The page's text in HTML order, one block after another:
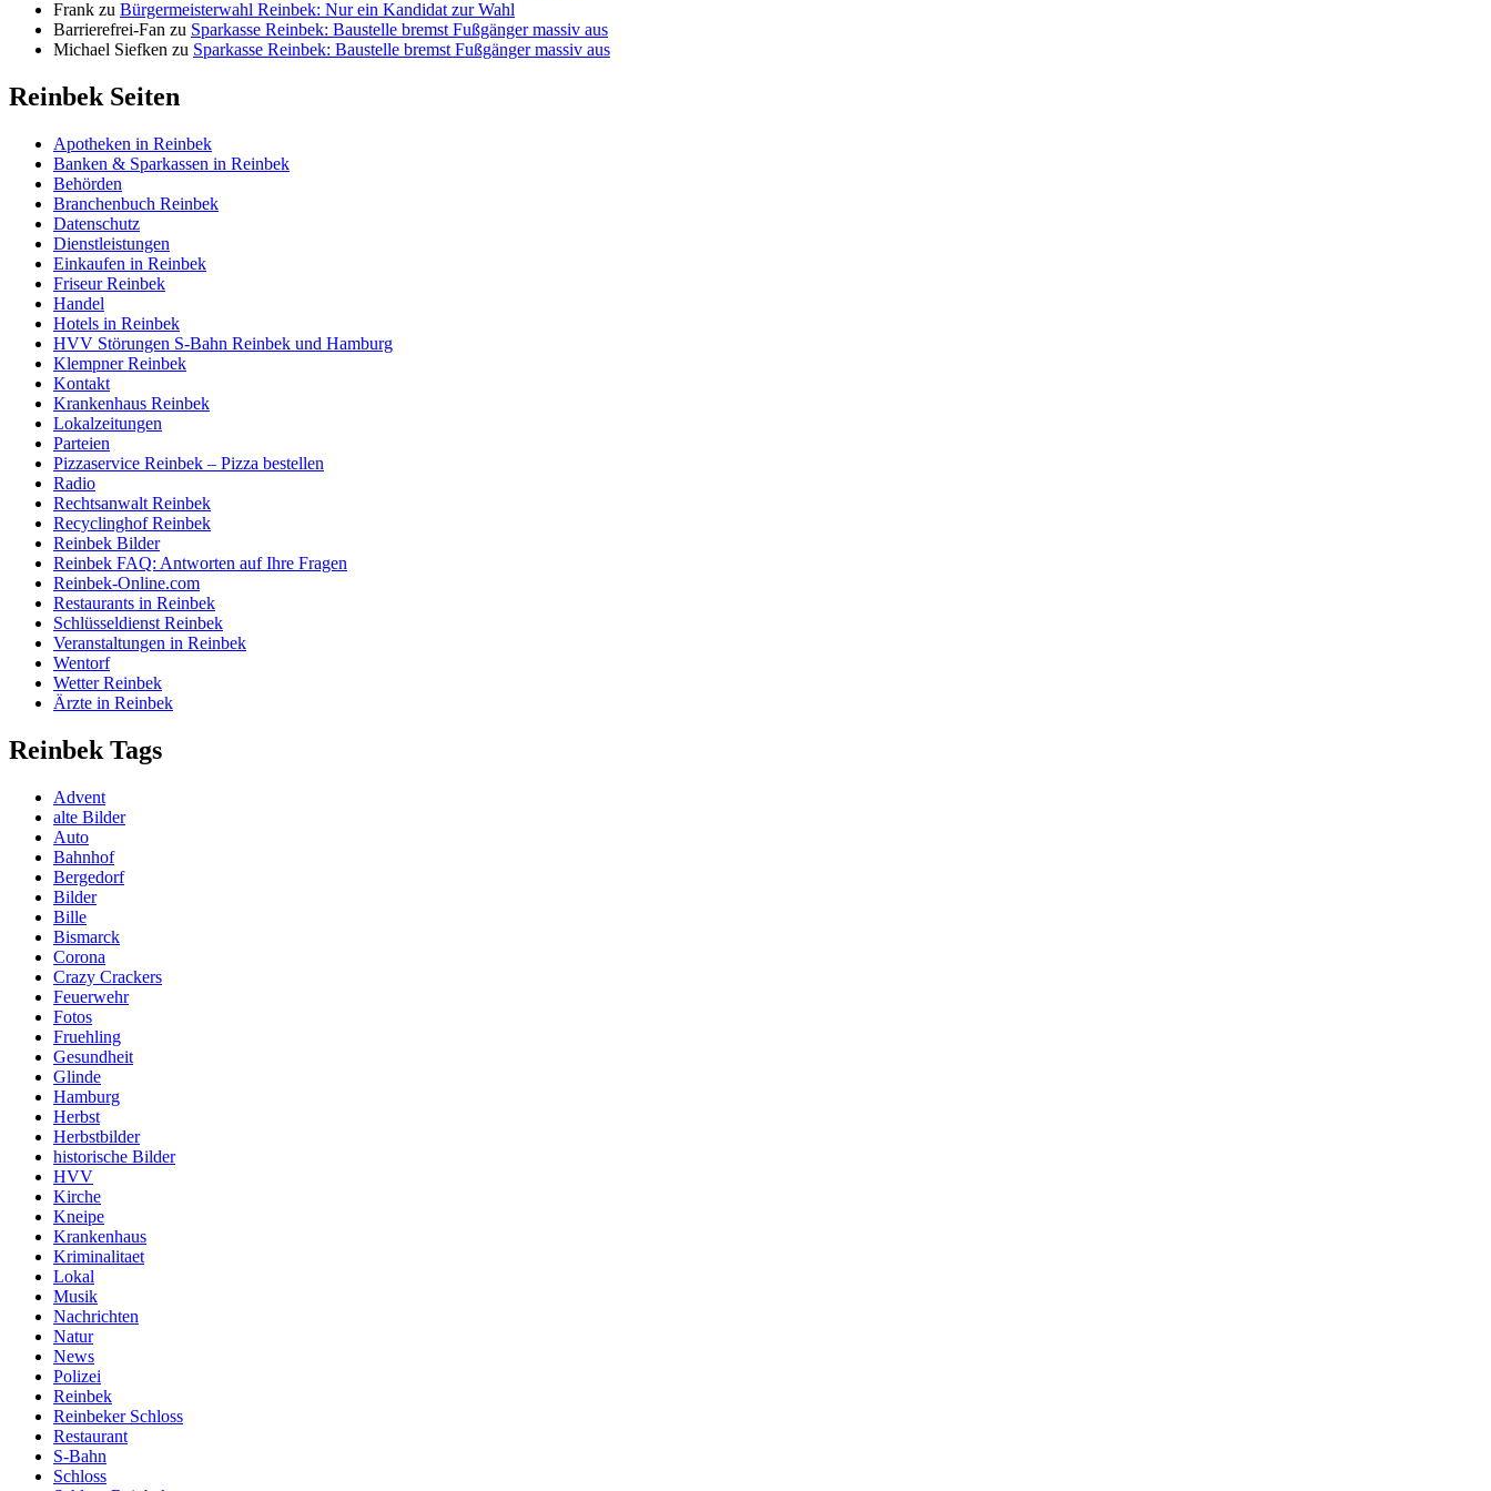
Frank zu Bürgermeisterwahl Reinbek: Nur ein Kandidat zur Wahl
Barrierefrei-Fan zu Sparkasse Reinbek: Baustelle bremst Fußgänger massiv aus
Michael Siefken zu Sparkasse Reinbek: Baustelle bremst Fußgänger massiv aus
Reinbek Seiten
Apotheken in Reinbek
Banken & Sparkassen in Reinbek
Behörden
Branchenbuch Reinbek
Datenschutz
Dienstleistungen
Einkaufen in Reinbek
Friseur Reinbek
Handel
Hotels in Reinbek
HVV Störungen S-Bahn Reinbek und Hamburg
Klempner Reinbek
Kontakt
Krankenhaus Reinbek
Lokalzeitungen
Parteien
Pizzaservice Reinbek – Pizza bestellen
Radio
Rechtsanwalt Reinbek
Recyclinghof Reinbek
Reinbek Bilder
Reinbek FAQ: Antworten auf Ihre Fragen
Reinbek-Online.com
Restaurants in Reinbek
Schlüsseldienst Reinbek
Veranstaltungen in Reinbek
Wentorf
Wetter Reinbek
Ärzte in Reinbek
Reinbek Tags
Advent
alte Bilder
Auto
Bahnhof
Bergedorf
Bilder
Bille
Bismarck
Corona
Crazy Crackers
Feuerwehr
Fotos
Fruehling
Gesundheit
Glinde
Hamburg
Herbst
Herbstbilder
historische Bilder
HVV
Kirche
Kneipe
Krankenhaus
Kriminalitaet
Lokal
Musik
Nachrichten
Natur
News
Polizei
Reinbek
Reinbeker Schloss
Restaurant
S-Bahn
Schloss